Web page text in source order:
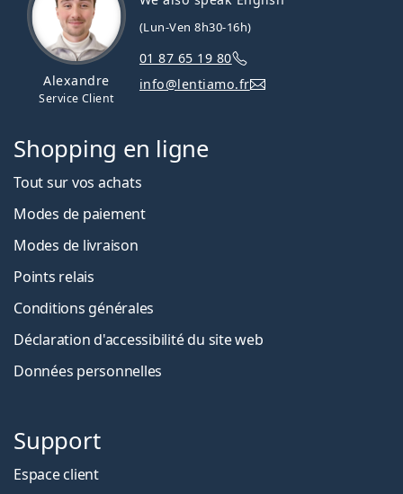
Alexandre
Service Client
(Lun-Ven 8h30-16h)
01 87 65 19 80
info@lentiamo.fr
Shopping en ligne
Tout sur vos achats
Modes de paiement
Modes de livraison
Points relais
Conditions générales
Déclaration d'accessibilité du site web
Données personnelles
Support
Espace client